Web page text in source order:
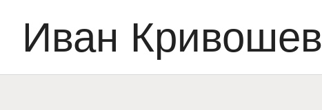
Иван Кривошев